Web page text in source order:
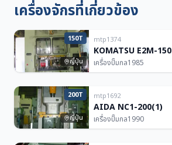
เครื่องจักรที่เกี่ยวข้อง
150T
ญี่ปุ่น
mtp1374
KOMATSU E2M-150
เครื่องปั๊มกล1985
200T
ญี่ปุ่น
mtp1692
AIDA NC1-200(1)
เครื่องปั๊มกล1990